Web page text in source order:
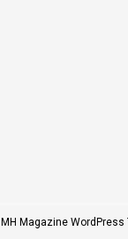
Magazine WordPress